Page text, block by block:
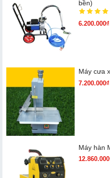
bền)
6.200.000₫
Máy cưa
7.200.000₫
Máy hàn